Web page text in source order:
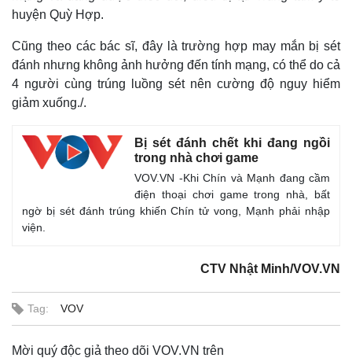
Quan sát
Cuộc sống đó đây
Hồ sơ
Multimedia
Video
E-Magazine
Infographic
huyện Quỳ Hợp.
Cũng theo các bác sĩ, đây là trường hợp may mắn bị sét
đánh nhưng không ảnh hưởng đến tính mạng, có thể do cả
4 người cùng trúng luồng sét nên cường độ nguy hiểm
giảm xuống./.
Bị sét đánh chết khi đang ngồi
trong nhà chơi game
VOV.VN -Khi Chín và Mạnh đang cầm
điện thoại chơi game trong nhà, bất
ngờ bị sét đánh trúng khiến Chín tử vong, Mạnh phải nhập
viện.
CTV Nhật Minh/VOV.VN
Tag: VOV
Mời quý độc giả theo dõi VOV.VN trên